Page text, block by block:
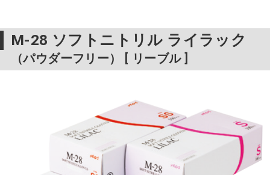
M-28 ソフトニトリル ライラック
（パウダーフリー） [ リーブル ]